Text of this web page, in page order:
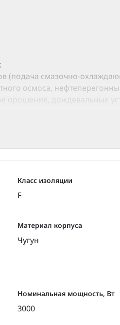
(подача смазочно-
осмоса,
орошение, дождевальные
Класс изоляции
F
Материал корпуса
Чугун
Номинальная мощность, Вт
3000